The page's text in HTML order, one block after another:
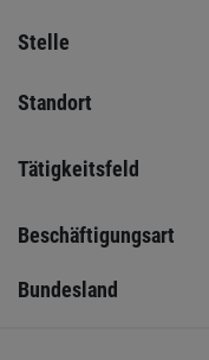
Stelle
Standort
Tätigkeitsfeld
Beschäftigungsart
Bundesland